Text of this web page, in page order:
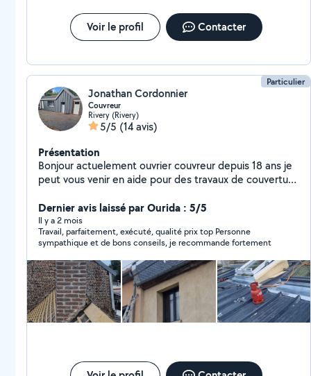
Voir le profil Contacter
Particulier
Jonathan Cordonnier
Couvreur
Rivery (Rivery)
5/5 (14 avis)
Présentation
Bonjour actuelement ouvrier couvreur depuis 18 ans je
peut vous venir en aide pour des travaux de couverture
renseignement
Dernier avis laissé par Ourida : 5/5
Il y a 2 mois
Travail, parfaitement, exécuté, qualité prix top Personne
sympathique et de bons conseils, je recommande fortement